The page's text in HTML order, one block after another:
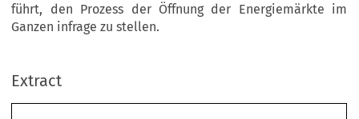
führt, den Prozess der Öffnung der Energiemärkte im
Ganzen infrage zu stellen.
Extract
für Europäisches Unternehmens- und Verbraucherrecht
of European Consumer and Market Law (2013) 2:80–96
liberalisation of EU energy markets: A consumer’s perspective
Duterque